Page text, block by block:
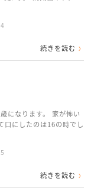
続きを読む
になります。 家が怖い
口にしたのは16の時でし
続きを読む